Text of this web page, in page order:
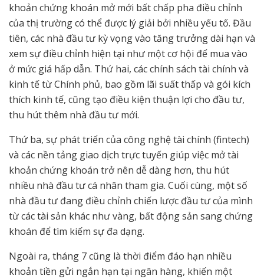
khoản chứng khoán mở mới bất chấp pha điều chỉnh
của thị trường có thể được lý giải bởi nhiều yếu tố. Đầu
tiên, các nhà đầu tư kỳ vọng vào tăng trưởng dài hạn và
xem sự điều chỉnh hiện tại như một cơ hội để mua vào
ở mức giá hấp dẫn. Thứ hai, các chính sách tài chính và
kinh tế từ Chính phủ, bao gồm lãi suất thấp và gói kích
thích kinh tế, cũng tạo điều kiện thuận lợi cho đầu tư,
thu hút thêm nhà đầu tư mới.
Thứ ba, sự phát triển của công nghệ tài chính (fintech)
và các nền tảng giao dịch trực tuyến giúp việc mở tài
khoản chứng khoán trở nên dễ dàng hơn, thu hút
nhiều nhà đầu tư cá nhân tham gia. Cuối cùng, một số
nhà đầu tư đang điều chỉnh chiến lược đầu tư của mình
từ các tài sản khác như vàng, bất động sản sang chứng
khoán để tìm kiếm sự đa dạng.
Ngoài ra, tháng 7 cũng là thời điểm đáo hạn nhiều
khoản tiền gửi ngắn hạn tại ngân hàng, khiến một